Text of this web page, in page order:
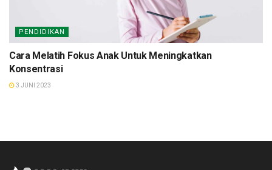
PENDIDIKAN
Cara Melatih Fokus Anak Untuk Meningkatkan
Konsentrasi
3 JUNI 2023